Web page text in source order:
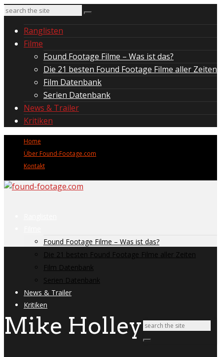
Ranglisten
Filme
Found Footage Filme – Was ist das?
Die 21 besten Found Footage Filme aller Zeiten
Film Datenbank
Serien Datenbank
News & Trailer
Kritiken
Home
Über Found-Footage.com
Kontakt
Found Footage Filme – Was ist das?
Die 21 besten Found Footage Filme aller Zeiten
Film Datenbank
Serien Datenbank
News & Trailer
Kritiken
Mike Holley